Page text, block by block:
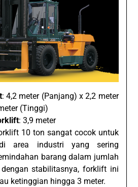
: 4,2 meter (Panjang) x 2,2 meter
(Tinggi)
: 3,9 meter
10 ton sangat cocok untuk
di area industri yang sering
barang dalam jumlah
dengan stabilitasnya, forklift ini
ketinggian hingga 3 meter.